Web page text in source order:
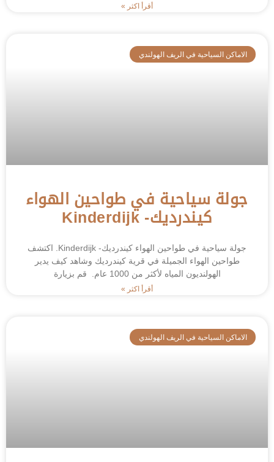
أقرأ اكثر »
الاماكن السياحية في الريف الهولندي
جولة سياحية في طواحين الهواء
كيندرديك- Kinderdijk
جولة سياحية في طواحين الهواء كيندرديك- Kinderdijk. اكتشف
طواحين الهواء الجميلة في قرية كيندرديك وشاهد كيف يدير
الهولنديون المياه لأكثر من 1000 عام. قم بزيارة
أقرأ اكثر »
الاماكن السياحية في الريف الهولندي